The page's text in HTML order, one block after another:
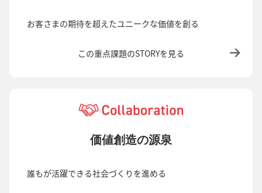
お客さまの期待を超えたユニークな価値を創る
この重点課題のSTORYを見る
価値創造の源泉
誰もが活躍できる社会づくりを進める